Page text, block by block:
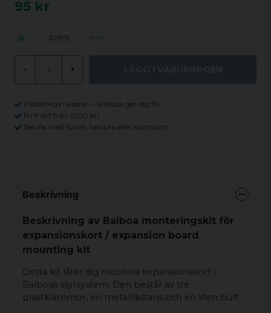
95 kr
101951
- +
Rabattkod i kassan - Villaspa ger dig 5%
Fri frakt från 1000 kr!
Betala med Swish, faktura eller kontokort
Beskrivning
Beskrivning av Balboa monteringskit för
expansionskort / expansion board
mounting kit
Detta kit låter dig montera expansionskort i
Balboas styrsystem. Den består av tre
plastklämmor, en metalldistans och en liten bult.